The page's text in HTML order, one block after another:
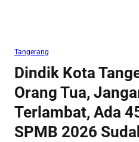
Tangerang
Dindik Kota
Orang Tua,
Terlambat, Ada
SPMB 2026